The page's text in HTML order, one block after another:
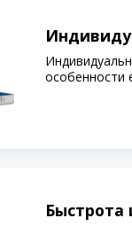
особенности
Быстрота